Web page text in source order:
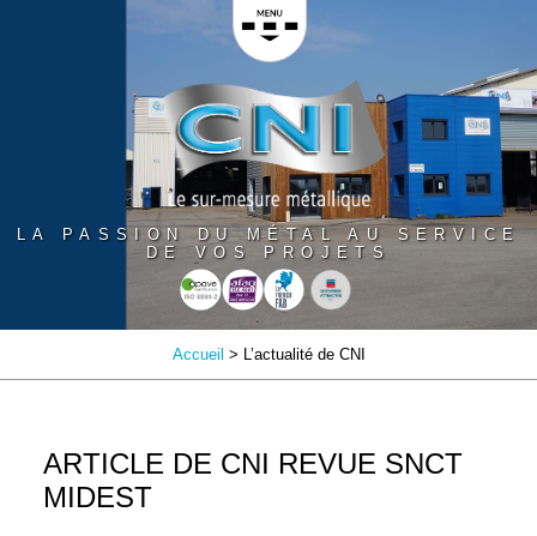
Panneau de gestion des cookies
LA PASSION DU MÉTAL AU SERVICE
DE VOS PROJETS
Accueil > L’actualité de CNI
ARTICLE DE CNI REVUE SNCT
MIDEST